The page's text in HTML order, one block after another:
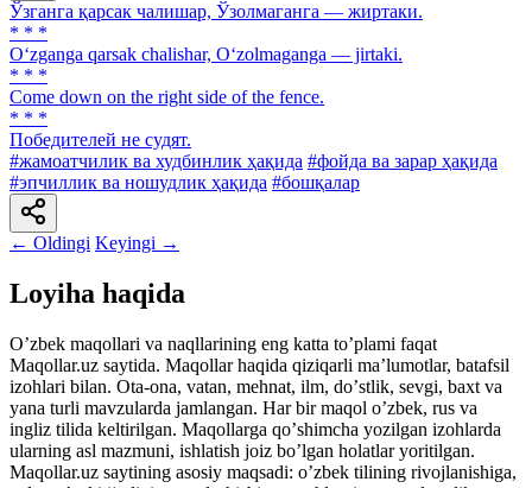
Ўзганга қарсак чалишар, Ўзолмаганга — жиртаки.
* * *
O‘zganga qarsak chalishar, O‘zolmaganga — jirtaki.
* * *
Come down on the right side of the fence.
* * *
Победителей не судят.
#жамоатчилик ва худбинлик ҳақида #фойда ва зарар ҳақида
#эпчиллик ва ношудлик ҳақида #бошқалар
← Oldingi Keyingi →
Loyiha haqida
Oʼzbek maqollari va naqllarining eng katta toʼplami faqat
Maqollar.uz saytida. Maqollar haqida qiziqarli maʼlumotlar, batafsil
izohlari bilan. Ota-ona, vatan, mehnat, ilm, doʼstlik, sevgi, baxt va
yana turli mavzularda jamlangan. Har bir maqol oʼzbek, rus va
ingliz tilida keltirilgan. Maqollarga qoʼshimcha yozilgan izohlarda
ularning asl mazmuni, ishlatish joiz boʼlgan holatlar yoritilgan.
Maqollar.uz saytining asosiy maqsadi: oʼzbek tilining rivojlanishiga,